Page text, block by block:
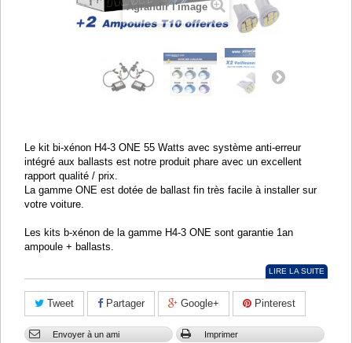
Agrandir l'image
Le kit bi-xénon H4-3 ONE 55 Watts avec système anti-erreur
intégré aux ballasts est notre produit phare avec un excellent
rapport qualité / prix.
La gamme ONE est dotée de ballast fin très facile à installer sur
votre voiture.
Les kits b-xénon de la gamme H4-3 ONE sont garantie 1an
ampoule + ballasts.
LIRE LA SUITE
Tweet Partager Google+ Pinterest
Envoyer à un ami Imprimer